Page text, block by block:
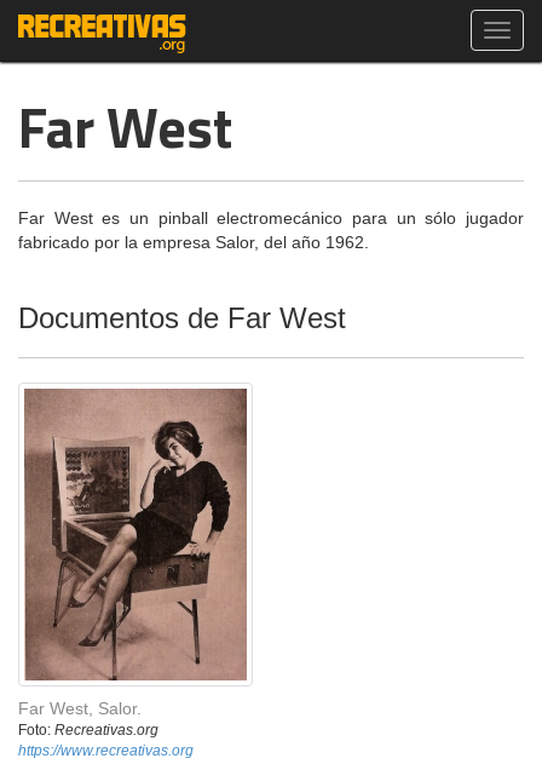
Far West
Far West es un pinball electromecánico para un sólo jugador
fabricado por la empresa Salor, del año 1962.
Documentos de Far West
Far West, Salor.
Foto: Recreativas.org
https://www.recreativas.org